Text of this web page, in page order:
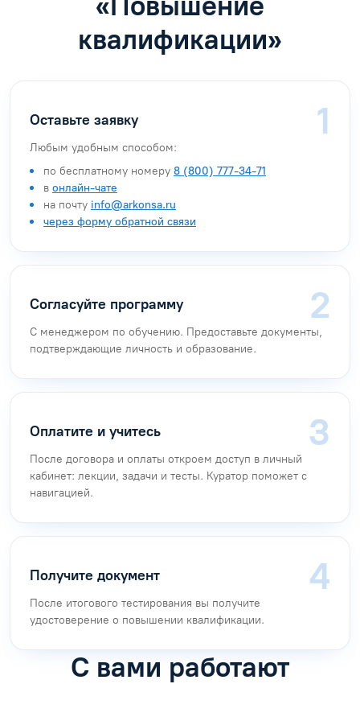
квалификации»
Оставьте заявку
Любым удобным способом:
по бесплатному номеру 8 (800) 777-34-71
в онлайн-чате
на почту info@arkonsa.ru
через форму обратной связи
Согласуйте программу
С менеджером по обучению. Предоставьте документы,
подтверждающие личность и образование.
Оплатите и учитесь
После договора и оплаты откроем доступ в личный
кабинет: лекции, задачи и тесты. Куратор поможет с
навигацией.
Получите документ
После итогового тестирования вы получите
удостоверение о повышении квалификации.
С вами работают